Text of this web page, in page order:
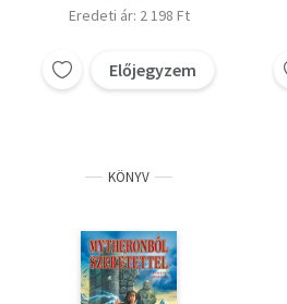
Eredeti ár: 2 198 Ft
Előjegyzem
KÖNYV